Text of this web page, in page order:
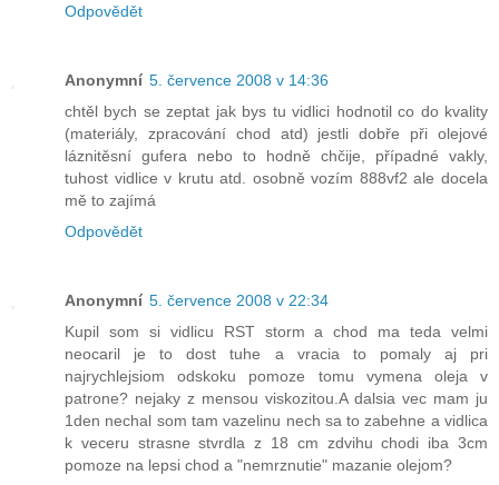
Odpovědět
Anonymní 5. července 2008 v 14:36
chtěl bych se zeptat jak bys tu vidlici hodnotil co do kvality
(materiály, zpracování chod atd) jestli dobře při olejové
láznitěsní gufera nebo to hodně chčije, případné vakly,
tuhost vidlice v krutu atd. osobně vozím 888vf2 ale docela
mě to zajímá
Odpovědět
Anonymní 5. července 2008 v 22:34
Kupil som si vidlicu RST storm a chod ma teda velmi
neocaril je to dost tuhe a vracia to pomaly aj pri
najrychlejsiom odskoku pomoze tomu vymena oleja v
patrone? nejaky z mensou viskozitou.A dalsia vec mam ju
1den nechal som tam vazelinu nech sa to zabehne a vidlica
k veceru strasne stvrdla z 18 cm zdvihu chodi iba 3cm
pomoze na lepsi chod a "nemrznutie" mazanie olejom?